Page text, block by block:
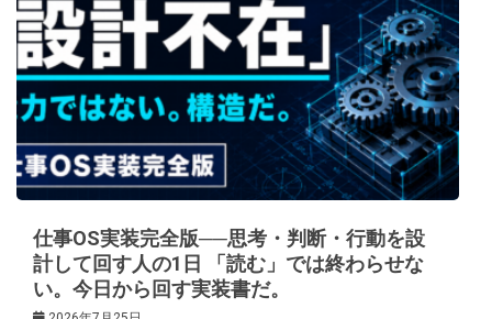
仕事OS実装完全版──思考・判断・行動を設
計して回す人の1日 「読む」では終わらせな
い。今日から回す実装書だ。